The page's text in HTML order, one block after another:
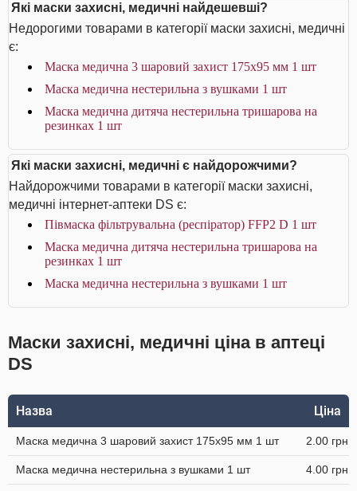
Які маски захисні, медичні найдешевші?
Недорогими товарами в категорії маски захисні, медичні
є:
Маска медична 3 шаровий захист 175х95 мм 1 шт
Маска медична нестерильна з вушками 1 шт
Маска медична дитяча нестерильна тришарова на
резинках 1 шт
Які маски захисні, медичні є найдорожчими?
Найдорожчими товарами в категорії маски захисні,
медичні інтернет-аптеки DS є:
Півмаска фільтрувальна (респіратор) FFP2 D 1 шт
Маска медична дитяча нестерильна тришарова на
резинках 1 шт
Маска медична нестерильна з вушками 1 шт
Маски захисні, медичні ціна в аптеці
DS
Назва Ціна
Маска медична 3 шаровий захист 175х95 мм 1 шт 2.00 грн
Маска медична нестерильна з вушками 1 шт 4.00 грн